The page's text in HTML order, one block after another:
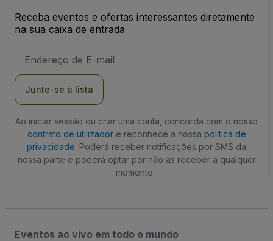
Receba eventos e ofertas interessantes diretamente
na sua caixa de entrada
de
Junte-se à lista
Ao iniciar sessão ou criar uma conta, concorda com o nosso
contrato de utilizadore reconhece a nossa política de
privacidade. Poderá receber notificações por SMS da
nossa parte e poderá optar por não as receber a qualquer
momento.
Eventos ao vivo em todo o mundo